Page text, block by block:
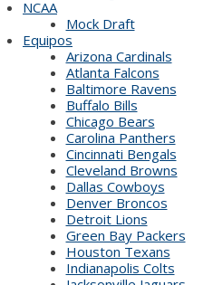
NCAA
Mock Draft
Equipos
Arizona Cardinals
Atlanta Falcons
Baltimore Ravens
Buffalo Bills
Chicago Bears
Carolina Panthers
Cincinnati Bengals
Cleveland Browns
Dallas Cowboys
Denver Broncos
Detroit Lions
Green Bay Packers
Houston Texans
Indianapolis Colts